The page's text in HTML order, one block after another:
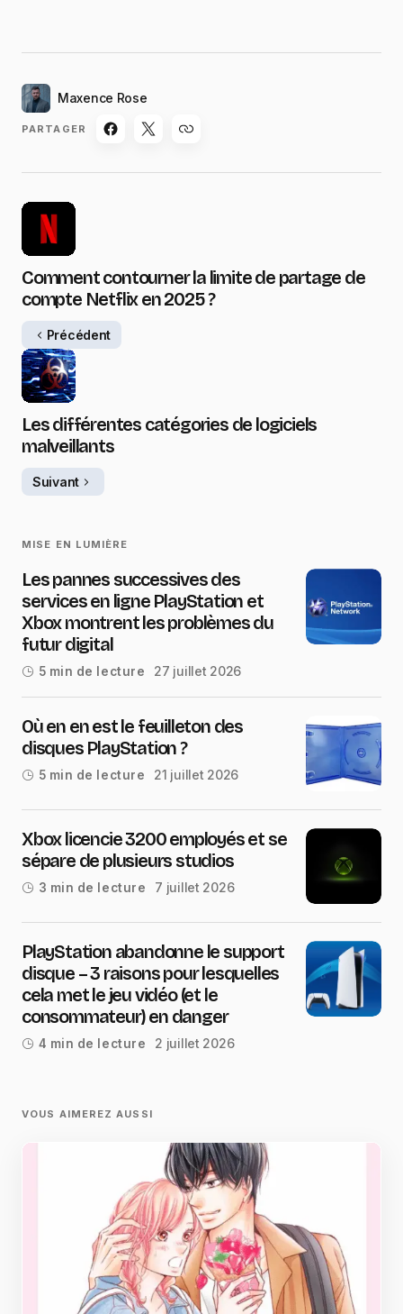
Maxence Rose
PARTAGER
Comment contourner la limite de partage de
compte Netflix en 2025 ?
Précédent
Les différentes catégories de logiciels
malveillants
Suivant
MISE EN LUMIÈRE
Les pannes successives des
services en ligne PlayStation et
Xbox montrent les problèmes du
futur digital
5 min de lecture 27 juillet 2026
Où en en est le feuilleton des
disques PlayStation ?
5 min de lecture 21 juillet 2026
Xbox licencie 3200 employés et se
sépare de plusieurs studios
3 min de lecture 7 juillet 2026
PlayStation abandonne le support
disque – 3 raisons pour lesquelles
cela met le jeu vidéo (et le
consommateur) en danger
4 min de lecture 2 juillet 2026
VOUS AIMEREZ AUSSI